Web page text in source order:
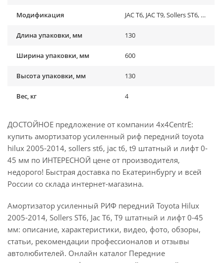
Модификация JAC T6, JAC T9, Sollers ST6, Toyota Fortuner (2015-...), Toyota Hilux VII (2005-2014), Toyota Hilux VIII (2015-2020), Toyota Hilux VIII (2020-2023)
Длина упаковки, мм 130
Ширина упаковки, мм 600
Высота упаковки, мм 130
Вес, кг 4
ДОСТОЙНОЕ предложение от компании 4x4CentrE:
купить амортизатор усиленный риф передний toyota
hilux 2005-2014, sollers st6, jac t6, t9 штатный и лифт 0-
45 мм по ИНТЕРЕСНОЙ цене от производителя,
недорого! Быстрая доставка по Екатеринбургу и всей
России со склада интернет-магазина.
Амортизатор усиленный РИФ передний Toyota Hilux
2005-2014, Sollers ST6, Jac T6, T9 штатный и лифт 0-45
мм: описание, характеристики, видео, фото, обзоры,
статьи, рекомендации профессионалов и отзывы
автолюбителей. Онлайн каталог Передние